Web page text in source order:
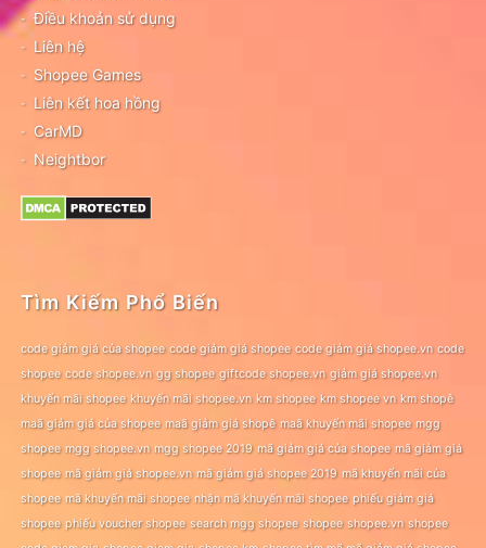
Điều khoản sử dụng
Liên hệ
Shopee Games
Liên kết hoa hồng
CarMD
Neightbor
Tìm Kiếm Phổ Biến
code giảm giá của shopee code giảm giá shopee code giảm giá shopee.vn code
shopee code shopee.vn gg shopee giftcode shopee.vn giảm giá shopee.vn
khuyến mãi shopee khuyến mãi shopee.vn km shopee km shopee vn km shopê
maã giảm giá của shopee maã giảm giá shopê maã khuyến mãi shopee mgg
shopee mgg shopee.vn mgg shopee 2019 mã giảm giá của shopee mã giảm giá
shopee mã giảm giá shopee.vn mã giảm giá shopee 2019 mã khuyến mãi của
shopee mã khuyến mãi shopee nhận mã khuyến mãi shopee phiếu giảm giá
shopee phiếu voucher shopee search mgg shopee shopee shopee.vn shopee